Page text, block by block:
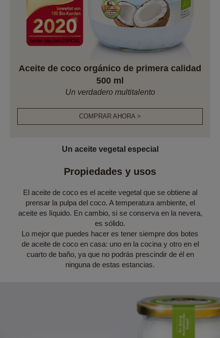
Aceite de coco orgánico de primera calidad
500 ml
Un verdadero multitalento
COMPRAR AHORA >
Un aceite vegetal especial
Propiedades y usos
El aceite de coco es el aceite vegetal que se obtiene al
prensar la pulpa del coco. A temperatura ambiente, el
aceite es líquido. En cambio, si se conserva en la nevera,
es sólido.
Lo mejor que puedes hacer es tener siempre dos botes
de aceite de coco en casa: uno en la cocina y otro en el
cuarto de baño, ya que no podrás prescindir de él en
ninguna de estas estancias.